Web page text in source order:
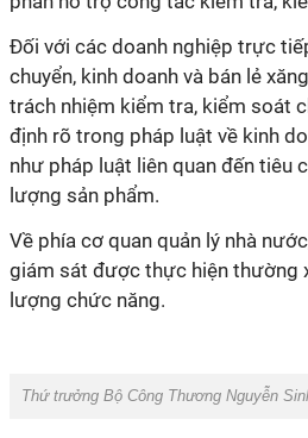
Đối với các doanh nghiệp trực
chuyển, kinh doanh và bán lẻ
trách nhiệm kiểm tra, kiểm soát
định rõ trong pháp luật về kinh
như pháp luật liên quan đến tiêu
lượng sản phẩm.
Về phía cơ quan quản lý nhà
giám sát được thực hiện thường
lượng chức năng.
Thứ trưởng Bộ Công Thương Nguyễn